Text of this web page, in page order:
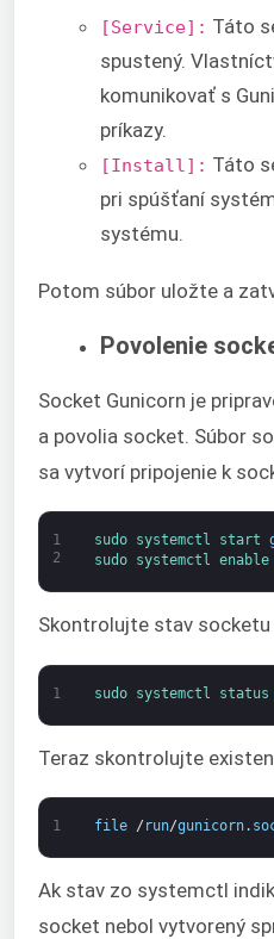
[Service]: Táto
spustený.
komunikovať s
príkazy.
[Install]: Táto
pri spúšťaní
systému.
Potom súbor uložte a
Povolenie
Socket Gunicorn je
a povolia socket. Súbor
sa vytvorí pripojenie k
1
2
sudo systemctl start
sudo systemctl enable
Skontrolujte stav socketu
1 sudo systemctl status
Teraz skontrolujte
1 file / run/gunicorn.
Ak stav zo systemctl
socket nebol vytvorený